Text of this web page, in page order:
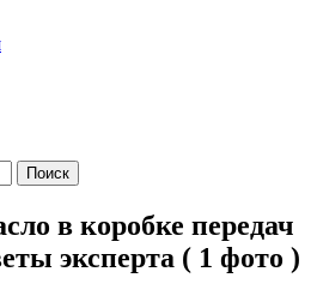
в коробке передач
эксперта ( 1 фото )